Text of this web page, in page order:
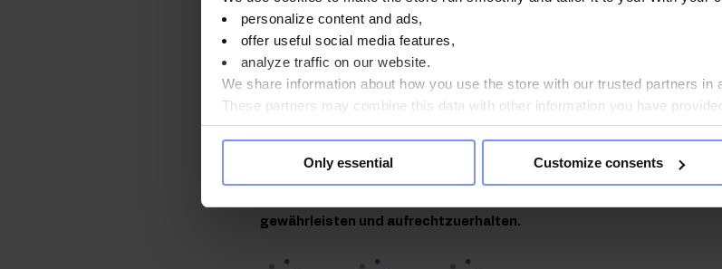
personalize content and ads,
offer useful social media features,
analyze traffic on our website.
We share information about how you use the store with our trusted partners
These partners may combine this data with other information you have
you use their services. Do you agree?
Only essential Customize consents
Aufrechterhaltung eines normalen Energiestoffwechsels und zum
bei. Vitamin C trägt auch zur Verringerung von Müdigkeit und Ermüdung bei,
normaler psychischer Funktionen und hilft, die Zellen vor oxidativem Stress
Qualität laborbestätigt
gewährleisten und aufrechtzuerhalten.